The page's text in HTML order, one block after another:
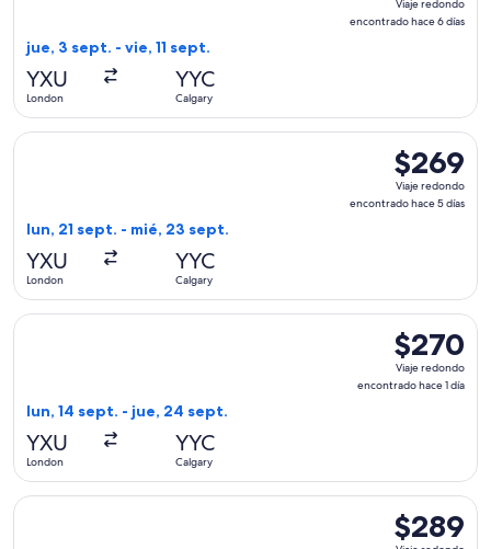
redondo,
Viaje redondo
encontrado hace 6 días
jue, 3 sept. - vie, 11 sept.
YXU
London
YYC
Calgary
$269
Viaje
redondo,
$269
Viaje redondo
encontrado hace 5 días
lun, 21 sept. - mié, 23 sept.
YXU
London
YYC
Calgary
Seleccionar vuelo de WestJet, con salida el lun, 21 sept.
$270
Viaje
redondo,
$270
Viaje redondo
encontrado hace 1 día
lun, 14 sept. - jue, 24 sept.
YXU
London
YYC
Calgary
Seleccionar vuelo de WestJet, con salida el lun, 14 sept.
$289
Viaje
$289
Seleccionar vuelo de WestJet, con salida el mar, 1 sept.